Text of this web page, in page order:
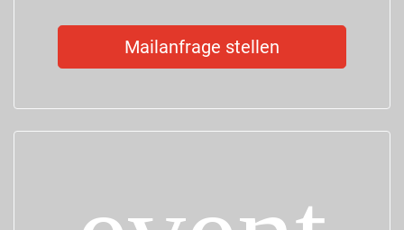
Mailanfrage stellen